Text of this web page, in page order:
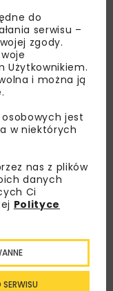
od
oferty i
do
serwisu –
zgody.
Użytkownikiem.
i można ją
jest
w niektórych
nas z plików
danych
Ci
Polityce